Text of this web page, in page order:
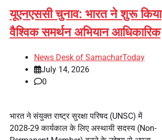
यूएनएससी चुनाव: भारत ने शुरू किया
वैश्विक समर्थन अभियान आधिकारिक
News Desk of SamacharToday
July 14, 2026
0
भारत ने संयुक्त राष्ट्र सुरक्षा परिषद (UNSC) में
2028-29 कार्यकाल के लिए अस्थायी सदस्य (Non-